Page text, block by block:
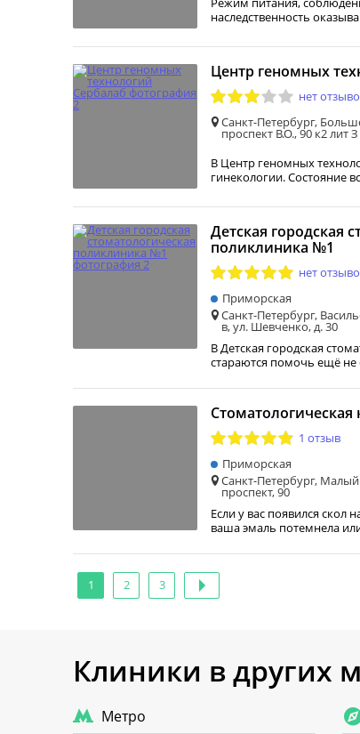
Режим питания,
наследственность
Центр геномных
нет
Санкт-Петербург,
проспект В.О., 90 к2 лит З
В Центр геномных
гинекологии. Состояние
Детская городская
поликлиника №1
нет
Приморская
Санкт-Петербург,
в, ул. Шевченко, д. 30
В Детская городская
стараются помочь ещё
1 отзыв
Приморская
Санкт-Петербург, Малый
проспект, 90
Если у вас появился скол
ваша эмаль потемнела
1 2 3
Клиники в других
Метро